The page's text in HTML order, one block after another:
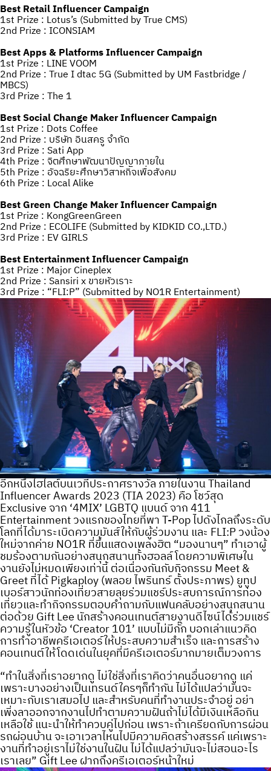
Best Retail Influencer Campaign
1st Prize : Lotus’s (Submitted by True CMS)
2nd Prize : ICONSIAM
Best Apps & Platforms Influencer Campaign
1st Prize : LINE VOOM
2nd Prize : True I dtac 5G (Submitted by UM Fastbridge /
MBCS)
3rd Prize : The 1
Best Social Change Maker Influencer Campaign
1st Prize : Dots Coffee
2nd Prize : บริษัท อินสครู จำกัด
3rd Prize : Sati App
4th Prize : จิตศึกษาพัฒนาปัญญาภายใน
5th Prize : อัจฉริยะศึกษาวิสาหกิจเพื่อสังคม
6th Prize : Local Alike
Best Green Change Maker Influencer Campaign
1st Prize : KongGreenGreen
2nd Prize : ECOLIFE (Submitted by KIDKID CO.,LTD.)
3rd Prize : EV GIRLS
Best Entertainment Influencer Campaign
1st Prize : Major Cineplex
2nd Prize : Sansiri x ขายหัวเราะ
3rd Prize : “FLI:P” (Submitted by NO1R Entertainment)
อีกหนึ่งไฮไลต์บนเวทีประกาศรางวัล ภายในงาน Thailand
Influencer Awards 2023 (TIA 2023) คือ โชว์สุด
Exclusive จาก ‘4MIX’ LGBTQ แบนด์ จาก 411
Entertainment วงแรกของไทยที่พา T-Pop ไปดังไกลถึงระดับ
โลกที่ได้มาระเบิดความมันส์ให้กับผู้ร่วมงาน และ FLI:P วงน้อง
ใหม่จากค่าย NO1R ที่ขึ้นแสดงเพลงฮิต “มองนานๆ” ทำเอาผู้
ชมร้องตามกันอย่างสนุกสนานทั้งฮอลล์ โดยความพิเศษใน
งานยังไม่หมดเพียงเท่านี้ ต่อเนื่องกันกับกิจกรรม Meet &
Greet ที่ได้ Pigkaploy (พลอย ไพรินทร์ ตั้งประภาพร) ยูทูป
เบอร์สาวนักท่องเที่ยวสายลุยร่วมแชร์ประสบการณ์การท่อง
เที่ยวและทำกิจกรรมตอบคำถามกับแฟนคลับอย่างสนุกสนาน
ต่อด้วย Gift Lee นักสร้างคอนเทนต์สายงานดีไซน์ได้ร่วมแชร์
ความรู้ในหัวข้อ ‘Creator 101’ แบบไม่มีกั๊ก บอกเล่าแนวคิด
การทำอาชีพครีเอเตอร์ให้ประสบความสำเร็จ และการสร้าง
คอนเทนต์ให้โดดเด่นในยุคที่มีครีเอเตอร์มากมายเต็มวงการ
“ทำในสิ่งที่เราอยากดู ไม่ใช่สิ่งที่เราคิดว่าคนอื่นอยากดู แค่
เพราะบางอย่างเป็นเทรนด์ใครๆก็ทำกัน ไม่ได้แปลว่ามันจะ
เหมาะกับเราเสมอไป และสำหรับคนที่ทำงานประจำอยู่ อย่า
เพิ่งลาออกจากงานไปทำตามความฝันถ้าไม่ได้มีเงินเหลือกิน
เหลือใช้ แนะนำให้ทำควบคู่ไปก่อน เพราะถ้าเครียดกับการผ่อน
รถผ่อนบ้าน จะเอาเวลาไหนไปมีความคิดสร้างสรรค์ แค่เพราะ
งานที่ทำอยู่เราไม่ใช่งานในฝัน ไม่ได้แปลว่ามันจะไม่สอนอะไร
เราเลย” Gift Lee ฝากถึงครีเอเตอร์หน้าใหม่